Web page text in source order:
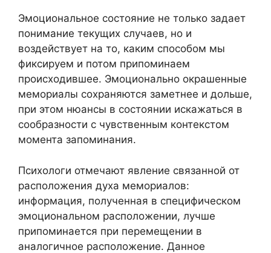
Эмоциональное состояние не только задает
понимание текущих случаев, но и
воздействует на то, каким способом мы
фиксируем и потом припоминаем
происходившее. Эмоционально окрашенные
мемориалы сохраняются заметнее и дольше,
при этом нюансы в состоянии искажаться в
сообразности с чувственным контекстом
момента запоминания.
Психологи отмечают явление связанной от
расположения духа мемориалов:
информация, полученная в специфическом
эмоциональном расположении, лучше
припоминается при перемещении в
аналогичное расположение. Данное